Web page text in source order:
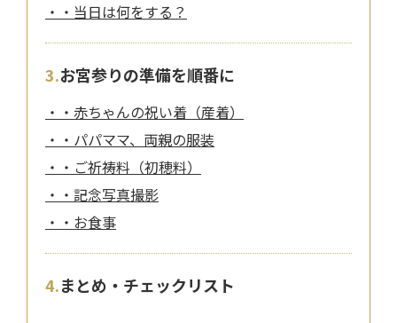
・当日は何をする？
お宮参りの準備を順番に
・赤ちゃんの祝い着（産着）
・パパママ、両親の服装
・ご祈祷料（初穂料）
・記念写真撮影
・お食事
まとめ・チェックリスト